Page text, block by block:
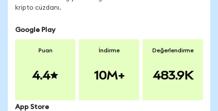
kripto cüzdanı.
Google Play
Puan
4.4
İndirme
10M+
Değerlendirme
483.9K
App Store